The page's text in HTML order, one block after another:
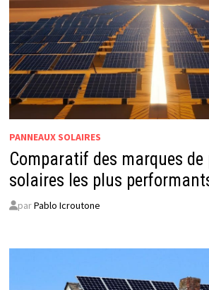
PANNEAUX SOLAIRES
Comparatif des marques de
solaires les plus
parPablo Icroutone